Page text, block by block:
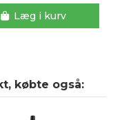
Læg i kurv
købte også: